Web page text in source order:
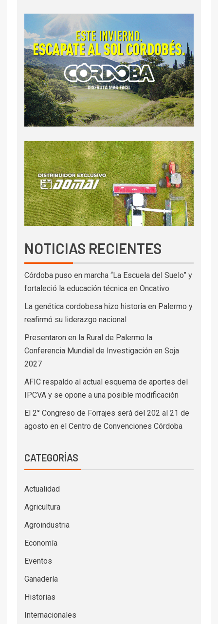
NOTICIAS RECIENTES
Córdoba puso en marcha “La Escuela del Suelo” y
fortaleció la educación técnica en Oncativo
La genética cordobesa hizo historia en Palermo y
reafirmó su liderazgo nacional
Presentaron en la Rural de Palermo la
Conferencia Mundial de Investigación en Soja
2027
AFIC respaldo al actual esquema de aportes del
IPCVA y se opone a una posible modificación
El 2° Congreso de Forrajes será del 202 al 21 de
agosto en el Centro de Convenciones Córdoba
CATEGORÍAS
Actualidad
Agricultura
Agroindustria
Economía
Eventos
Ganadería
Historias
Internacionales